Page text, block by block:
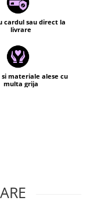
cardul sau direct la
livrare
si materiale alese cu
multa grija